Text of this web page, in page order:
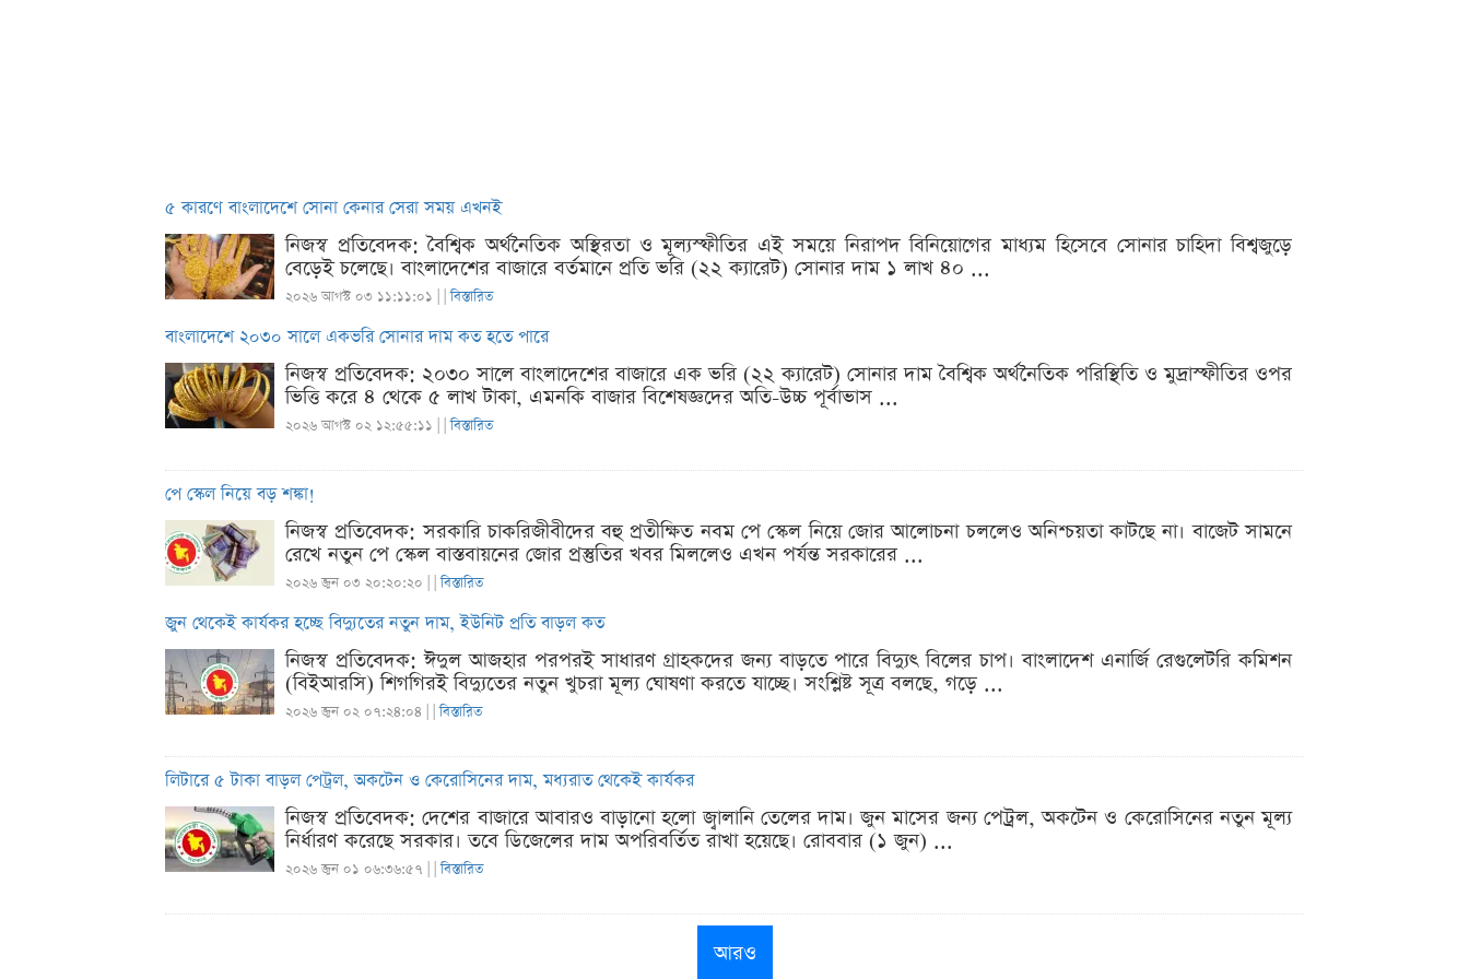
৫ কারণে বাংলাদেশে সোনা কেনার সেরা সময় এখনই
নিজস্ব প্রতিবেদক: বৈশ্বিক অর্থনৈতিক অস্থিরতা ও মূল্যস্ফীতির এই সময়ে নিরাপদ বিনিয়োগের মাধ্যম হিসেবে সোনার চাহিদা বিশ্বজুড়ে
বেড়েই চলেছে। বাংলাদেশের বাজারে বর্তমানে প্রতি ভরি (২২ ক্যারেট) সোনার দাম ১ লাখ ৪০ ...
২০২৬ আগস্ট ০৩ ১১:১১:০১ | |বিস্তারিত
বাংলাদেশে ২০৩০ সালে একভরি সোনার দাম কত হতে পারে
নিজস্ব প্রতিবেদক: ২০৩০ সালে বাংলাদেশের বাজারে এক ভরি (২২ ক্যারেট) সোনার দাম বৈশ্বিক অর্থনৈতিক পরিস্থিতি ও মুদ্রাস্ফীতির ওপর
ভিত্তি করে ৪ থেকে ৫ লাখ টাকা, এমনকি বাজার বিশেষজ্ঞদের অতি-উচ্চ পূর্বাভাস ...
২০২৬ আগস্ট ০২ ১২:৫৫:১১ | |বিস্তারিত
পে স্কেল নিয়ে বড় শঙ্কা!
নিজস্ব প্রতিবেদক: সরকারি চাকরিজীবীদের বহু প্রতীক্ষিত নবম পে স্কেল নিয়ে জোর আলোচনা চললেও অনিশ্চয়তা কাটছে না। বাজেট সামনে
রেখে নতুন পে স্কেল বাস্তবায়নের জোর প্রস্তুতির খবর মিললেও এখন পর্যন্ত সরকারের ...
২০২৬ জুন ০৩ ২০:২০:২০ | |বিস্তারিত
জুন থেকেই কার্যকর হচ্ছে বিদ্যুতের নতুন দাম, ইউনিট প্রতি বাড়ল কত
নিজস্ব প্রতিবেদক: ঈদুল আজহার পরপরই সাধারণ গ্রাহকদের জন্য বাড়তে পারে বিদ্যুৎ বিলের চাপ। বাংলাদেশ এনার্জি রেগুলেটরি কমিশন
(বিইআরসি) শিগগিরই বিদ্যুতের নতুন খুচরা মূল্য ঘোষণা করতে যাচ্ছে। সংশ্লিষ্ট সূত্র বলছে, গড়ে ...
২০২৬ জুন ০২ ০৭:২৪:০৪ | |বিস্তারিত
লিটারে ৫ টাকা বাড়ল পেট্রল, অকটেন ও কেরোসিনের দাম, মধ্যরাত থেকেই কার্যকর
নিজস্ব প্রতিবেদক: দেশের বাজারে আবারও বাড়ানো হলো জ্বালানি তেলের দাম। জুন মাসের জন্য পেট্রল, অকটেন ও কেরোসিনের নতুন মূল্য
নির্ধারণ করেছে সরকার। তবে ডিজেলের দাম অপরিবর্তিত রাখা হয়েছে। রোববার (১ জুন) ...
২০২৬ জুন ০১ ০৬:৩৬:৫৭ | |বিস্তারিত
আরও